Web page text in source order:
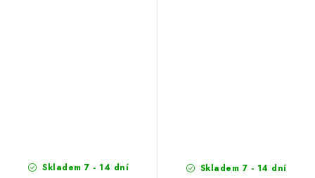
Skladem 7 - 14 dní Skladem 7 - 14 dní